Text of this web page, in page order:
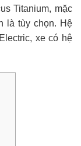
Titanium, mặc
là tùy chọn. Hệ
xe có hệ